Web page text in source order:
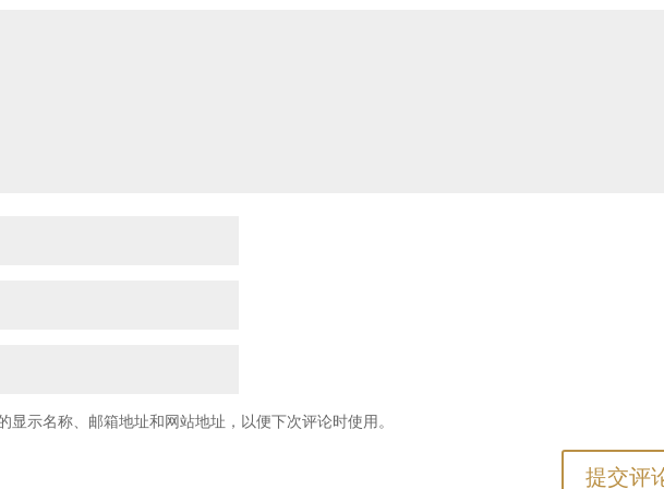
显示名称、邮箱地址和网站地址，以便下次评论时使用。